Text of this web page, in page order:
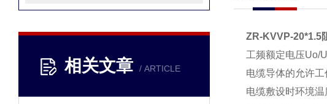
相关文章 / ARTICLE
ZR-KVVP-20*1.5
工频额定电压Uo/
电缆导体的允许
电缆敷设时环境